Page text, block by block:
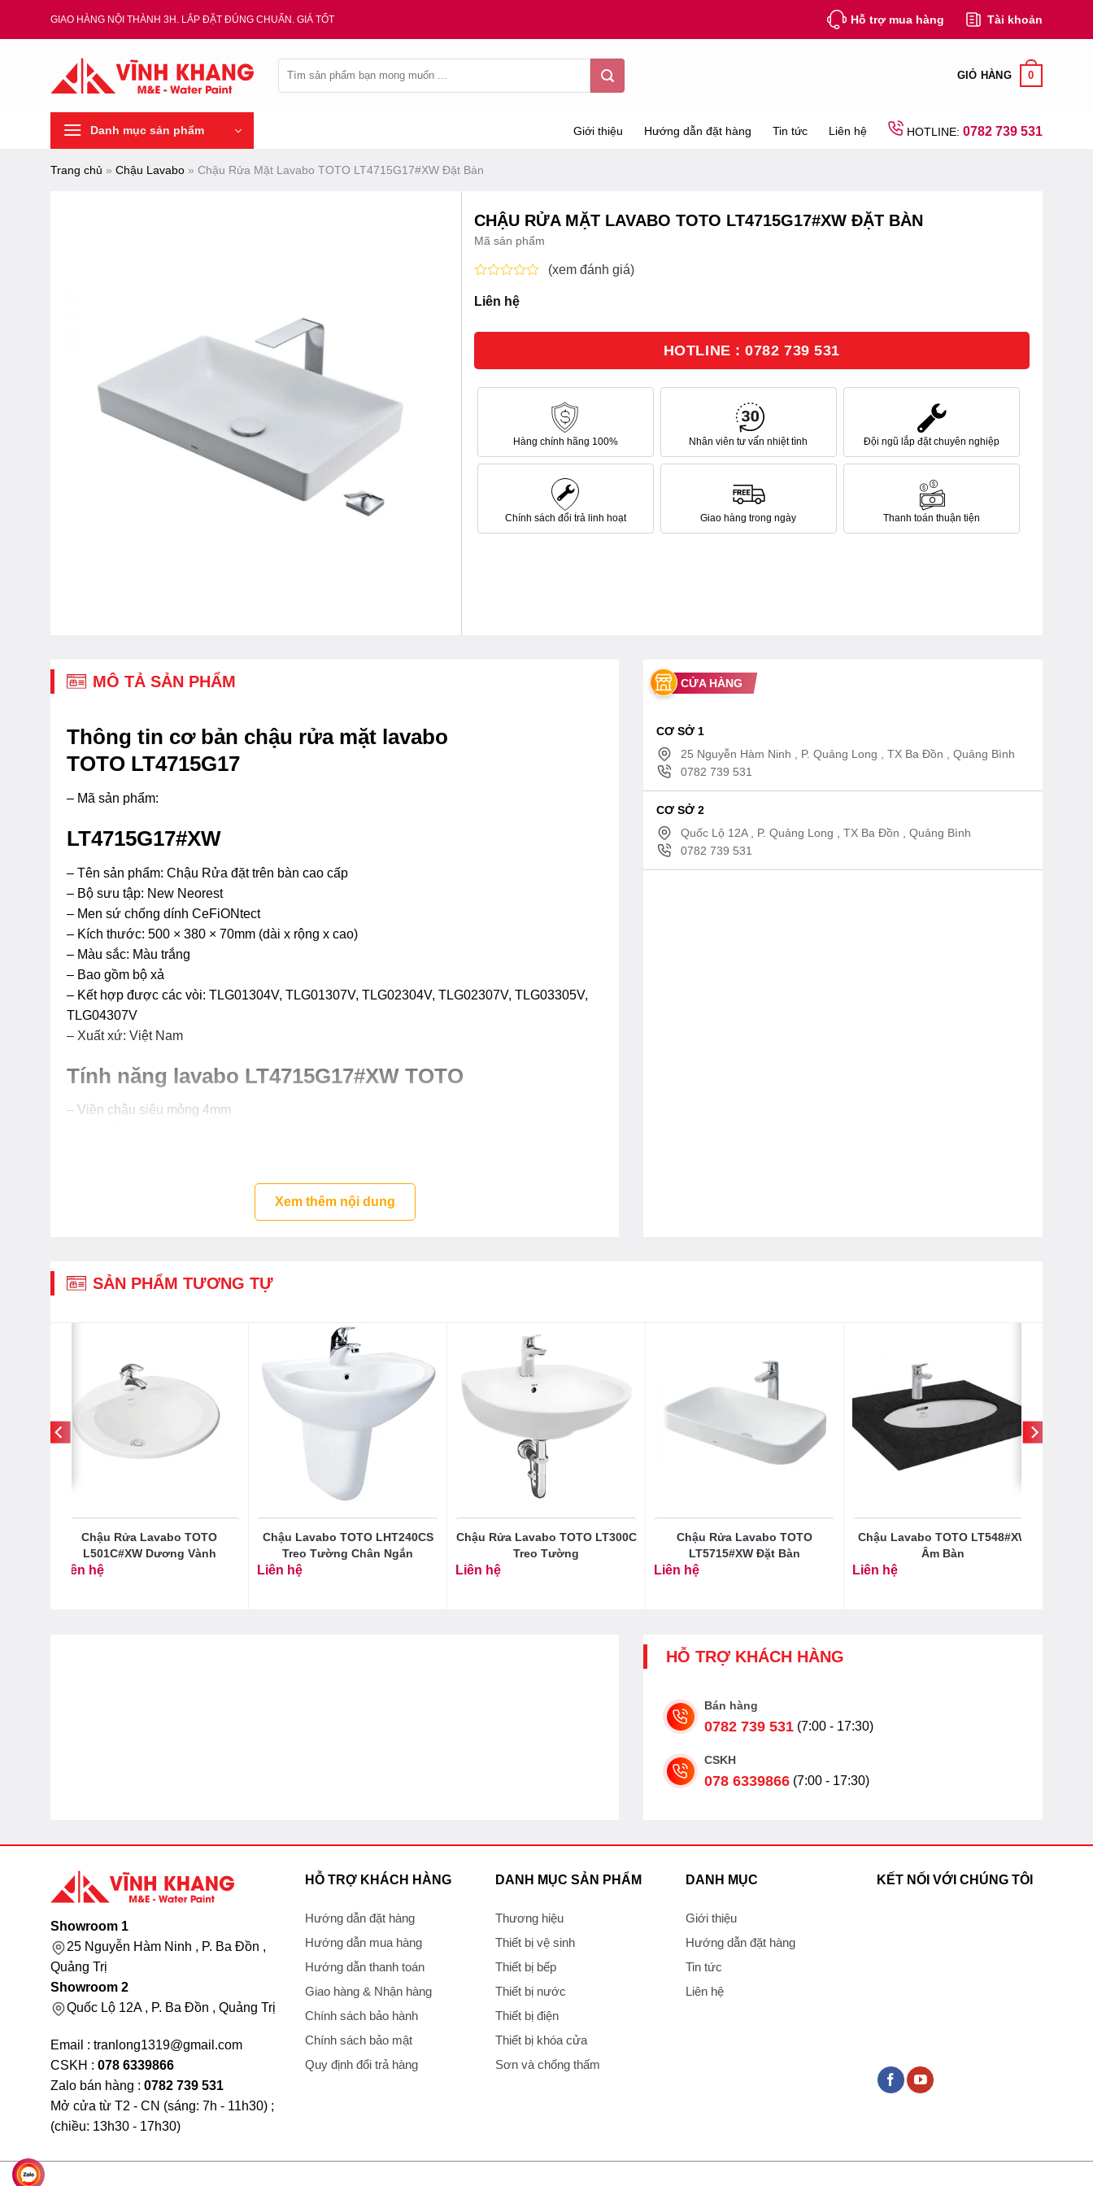
GIAO HÀNG NỘI THÀNH 3H. LẮP ĐẶT ĐÚNG CHUẨN. GIÁ TỐT Hỗ trợ mua hàng Tài khoản
kiếm:
GIỎ HÀNG 0
Danh mục sản phẩm Giới thiệu Hướng dẫn đặt hàng Tin tức Liên hệ HOTLINE: 0782 739 531
Trang chủ » Chậu Lavabo » Chậu Rửa Mặt Lavabo TOTO LT4715G17#XW Đặt Bàn
CHẬU RỬA MẶT LAVABO TOTO LT4715G17#XW ĐẶT BÀN
Mã sản phẩm
xếp
(xem đánh giá)
Liên hệ
HOTLINE : 0782 739 531
Hàng chính hãng 100% Nhân viên tư vấn nhiệt tình Đội ngũ lắp đặt chuyên nghiệp
Chính sách đổi trả linh hoạt Giao hàng trong ngày Thanh toán thuận tiện
MÔ TẢ SẢN PHẨM
Thông tin cơ bản chậu rửa mặt lavabo
TOTO LT4715G17
– Mã sản phẩm:
LT4715G17#XW
– Tên sản phẩm: Chậu Rửa đặt trên bàn cao cấp
– Bộ sưu tập: New Neorest
– Men sứ chống dính CeFiONtect
– Kích thước: 500 × 380 × 70mm (dài x rộng x cao)
– Màu sắc: Màu trắng
– Bao gồm bộ xả
– Kết hợp được các vòi: TLG01304V, TLG01307V, TLG02304V, TLG02307V, TLG03305V,
TLG04307V
– Xuất xứ: Việt Nam
Tính năng lavabo LT4715G17#XW TOTO
– Viền chậu siêu mỏng 4mm
Bản vẽ chậu rửa mặt TOTO LT4715G17XW
Xem thêm nội dung
CỬA HÀNG
CƠ SỞ 1
25 Nguyễn Hàm Ninh , P. Quảng Long , TX Ba Đồn , Quảng Bình
0782 739 531
CƠ SỞ 2
Quốc Lộ 12A , P. Quảng Long , TX Ba Đồn , Quảng Bình
0782 739 531
SẢN PHẨM TƯƠNG TỰ
Chậu Rửa Lavabo TOTO
L501C#XW Dương Vành
Liên hệ
Chậu Lavabo TOTO LHT240CS
Treo Tường Chân Ngắn
Liên hệ
Chậu Rửa Lavabo TOTO LT300C
Treo Tường
Liên hệ
Chậu Rửa Lavabo TOTO
LT5715#XW Đặt Bàn
Liên hệ
Chậu Lavabo TOTO LT548#XW
Âm Bàn
Liên hệ
HỖ TRỢ KHÁCH HÀNG
Bán hàng
0782 739 531 (7:00 - 17:30)
CSKH
078 6339866 (7:00 - 17:30)
Showroom 1
25 Nguyễn Hàm Ninh , P. Ba Đồn ,
Quảng Trị
Showroom 2
Quốc Lộ 12A , P. Ba Đồn , Quảng Trị
Email : tranlong1319@gmail.com
CSKH : 078 6339866
Zalo bán hàng : 0782 739 531
Mở cửa từ T2 - CN (sáng: 7h - 11h30) ;
(chiều: 13h30 - 17h30)
HỖ TRỢ KHÁCH HÀNG
Hướng dẫn đặt hàng
Hướng dẫn mua hàng
Hướng dẫn thanh toán
Giao hàng & Nhận hàng
Chính sách bảo hành
Chính sách bảo mật
Quy định đổi trả hàng
DANH MỤC SẢN PHẨM
Thương hiệu
Thiết bị vệ sinh
Thiết bị bếp
Thiết bị nước
Thiết bị điện
Thiết bị khóa cửa
Sơn và chống thấm
DANH MỤC
Giới thiệu
Hướng dẫn đặt hàng
Tin tức
Liên hệ
KẾT NỐI VỚI CHÚNG TÔI